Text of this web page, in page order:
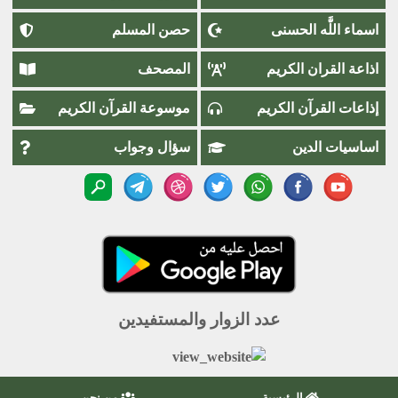
اسماء اللَّٰه الحسنى حصن المسلم
اذاعة القران الكريم المصحف
إذاعات القرآن الكريم موسوعة القرآن الكريم
اساسيات الدين سؤال وجواب
عدد الزوار والمستفيدين